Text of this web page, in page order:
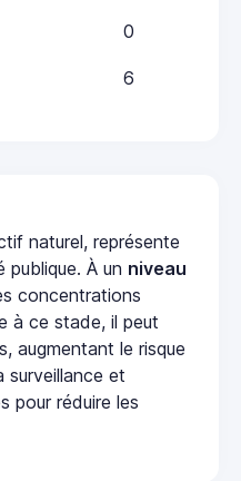
0
6
naturel, représente
publique. À un niveau
concentrations
à ce stade, il peut
augmentant le risque
surveillance et
pour réduire les